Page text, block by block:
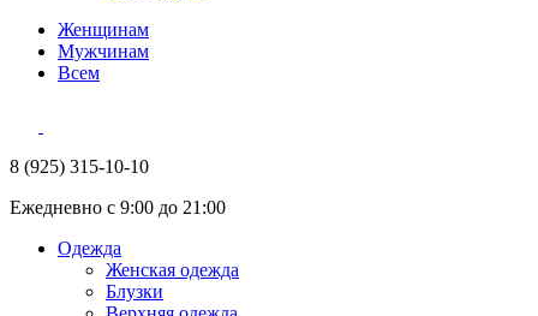
Женщинам
Мужчинам
Всем
8 (925) 315-10-10
Ежедневно с 9:00 до 21:00
Одежда
Женская одежда
Блузки